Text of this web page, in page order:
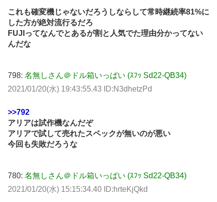
これも確変機じゃないだろうしならして常時継続率81%に
した方が絶対流行るだろ
FUJIってなんでとあるが割と人気でた理由分かってない
んだな
798: 名無しさん＠ドル箱いっぱい (ｽﾌｯ Sd22-QB34)
2021/01/20(水) 19:43:55.43 ID:N3dhetzPd
>>792
アリアは試作機なんだぞ
アリアで試して売れたスペックが無いのが悪い
今回も失敗だろうな
780: 名無しさん＠ドル箱いっぱい (ｽﾌｯ Sd22-QB34)
2021/01/20(水) 15:15:34.40 ID:hrteKjQkd